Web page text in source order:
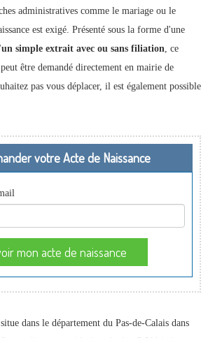
administratives comme le mariage ou le
est exigé. Présenté sous la forme d'une
simple extrait avec ou sans filiation , ce
être demandé directement en mairie de
pas vous déplacer, il est également possible
votre Acte de Naissance
mon acte de naissance
dans le département du Pas-de-Calais dans